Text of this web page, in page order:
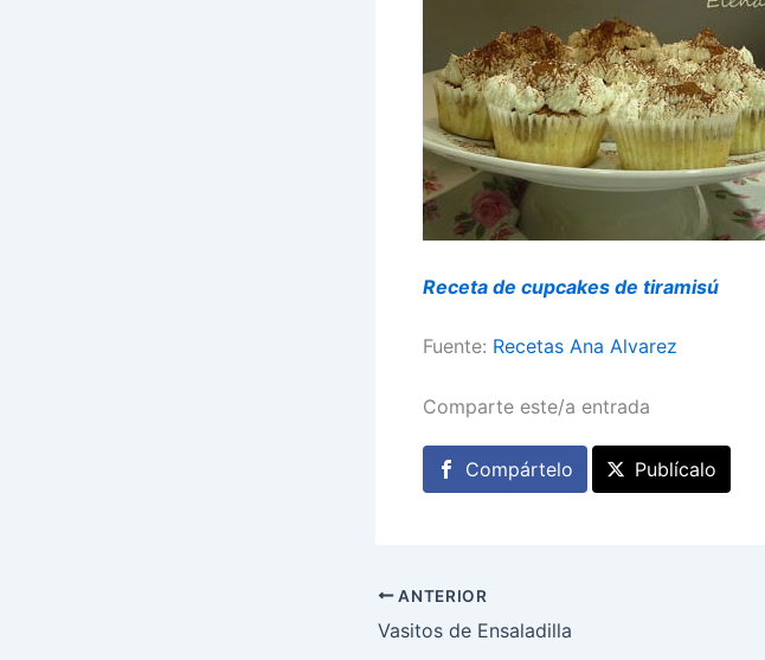
Receta de cupcakes de tiramisú
Fuente: Recetas Ana Alvarez
Comparte este/a entrada
Compártelo Publícalo
ANTERIOR
Vasitos de Ensaladilla